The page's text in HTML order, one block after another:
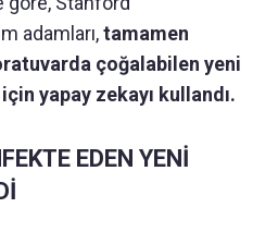
adamları,tamamen
çoğalabilen yeni
yapay zekayı kullandı.
EDEN YENİ